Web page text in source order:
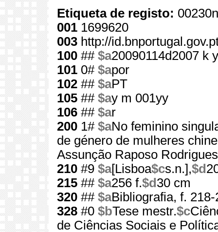
Etiqueta de registo:
001 1699620
003 http://
100 ## $a20090114d2007 k
101 0# $apor
102 ## $aPT
105 ## $ay m 001yy
106 ## $ar
200 1# $aNo feminino
de género de mulheres
Assunção Raposo Rodrigues
210 #9 $a[Lisboa$cs.n.],$d
215 ## $a256 f.$d 30 cm
320 ## $aBibliografia, f. 218-
328 #0 $bTese mestr.$c
de Ciências Sociais e